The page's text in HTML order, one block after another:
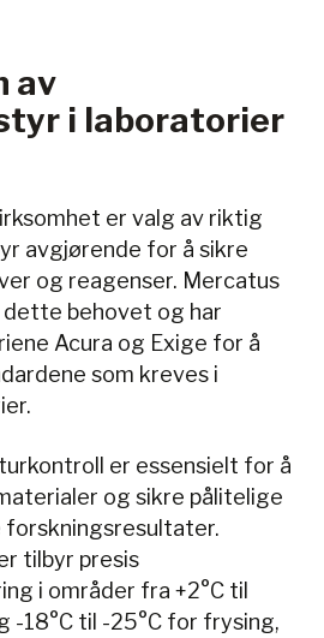
av
i laboratorier
er valg av riktig
avgjørende for å sikre
og reagenser. Mercatus
behovet og har
Acura og Exige for å
som kreves i
er essensielt for å
og sikre pålitelige
forskningsresultater.
tilbyr presis
i områder fra +2°C til
-18°C til -25°C for frysing,